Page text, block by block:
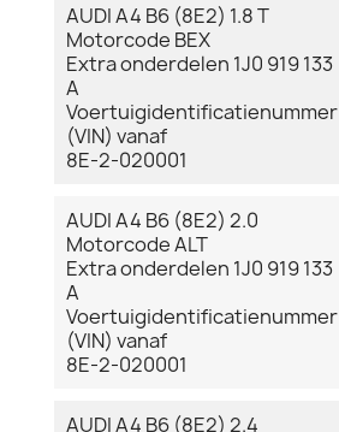
AUDI A4 B6 (8E2) 1.8 T
Motorcode BEX
Extra onderdelen 1J0 919 133
A
Voertuigidentificatienummer
(VIN) vanaf
8E-2-020001
AUDI A4 B6 (8E2) 2.0
Motorcode ALT
Extra onderdelen 1J0 919 133
A
Voertuigidentificatienummer
(VIN) vanaf
8E-2-020001
AUDI A4 B6 (8E2) 2.4